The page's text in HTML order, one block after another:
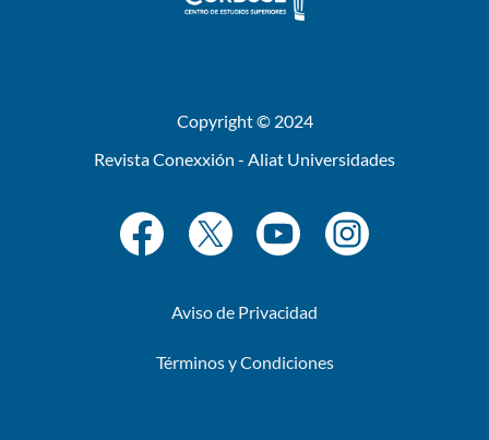
Copyright © 2024
Revista Conexxión - Aliat Universidades
Aviso de Privacidad
Términos y Condiciones